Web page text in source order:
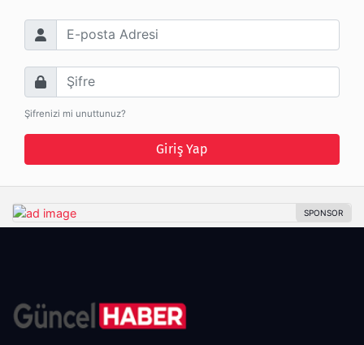
E-posta Adresi
Şifre
Şifrenizi mi unuttunuz?
Giriş Yap